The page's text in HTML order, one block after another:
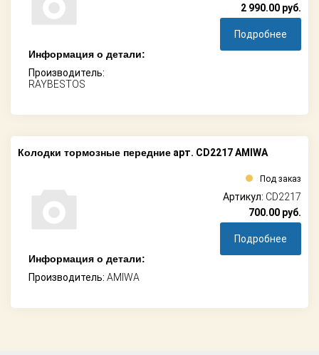
Информация о детали:
Производитель:
RAYBESTOS
2 990.00 руб.
Подробнее
Колодки тормозные передние арт. CD2217 AMIWA
Информация о детали:
Производитель: AMIWA
Под заказ
Артикул: CD2217
700.00 руб.
Подробнее